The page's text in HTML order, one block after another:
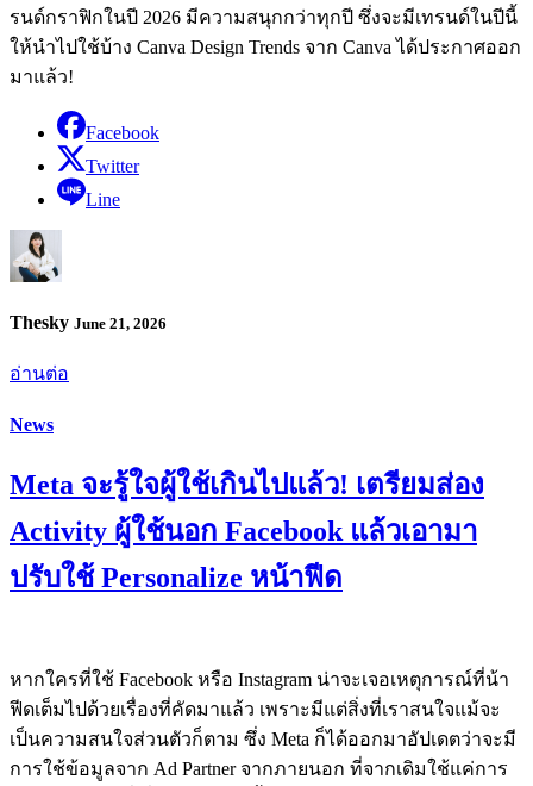
รนด์กราฟิกในปี 2026 มีความสนุกกว่าทุกปี ซึ่งจะมีเทรนด์ในปีนี้
ให้นำไปใช้บ้าง Canva Design Trends จาก Canva ได้ประกาศออก
มาแล้ว!
Facebook
Twitter
Line
Thesky June 21, 2026
อ่านต่อ
News
Meta จะรู้ใจผู้ใช้เกินไปแล้ว! เตรียมส่อง
Activity ผู้ใช้นอก Facebook แล้วเอามา
ปรับใช้ Personalize หน้าฟีด
หากใครที่ใช้ Facebook หรือ Instagram น่าจะเจอเหตุการณ์ที่น้า
ฟีดเต็มไปด้วยเรื่องที่คัดมาแล้ว เพราะมีแต่สิ่งที่เราสนใจแม้จะ
เป็นความสนใจส่วนตัวก็ตาม ซึ่ง Meta ก็ได้ออกมาอัปเดตว่าจะมี
การใช้ข้อมูลจาก Ad Partner จากภายนอก ที่จากเดิมใช้แค่การ